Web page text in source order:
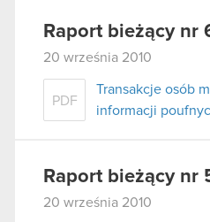
Raport bieżący nr
20 września 2010
PDF
Transakcje osób
informacji
Raport bieżący nr
20 września 2010